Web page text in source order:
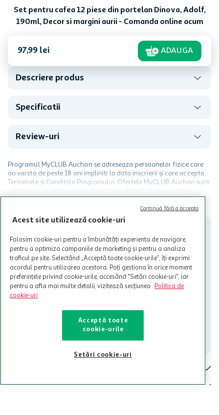
Set pentru cafea 12 piese din portelan Dinova, Adolf,
190ml, Decor si margini aurii - Comanda online acum
97,99 lei ADAUGA
Descriere produs
Specificatii
Review-uri
Programul MyCLUB Auchan se adreseaza persoanelor fizice care
au varsta de peste 18 ani impliniti la data inscrierii și care accepta
Termenele și Condițiile Programului. Ofertele MyCLUB Auchan sunt
Cardul poate fi utilizat doar in legatura cu magazinele Auchan
participante și pentru acțiuni promotionale indicate de Auchan si
nu raspunde pentru imposibilitatea utilizarii Cardului in perioada in
care aceste este suspendat sau in perioada in care sunt efectuate
intretineri sau reparatii tehnice la sistemul de utilizarea al Cardului.
Contacteaza-ne!
021-9141 contact@auchan.ro
Contact
Cine suntem
Acest site utilizează cookie-uri
Folosim cookie-uri pentru a îmbunătăți experiența de navigare,
pentru a optimiza campaniile de marketing și pentru a analiza
traficul pe site. Selectând „Acceptă toate cookie-urile”, îți exprimi
acordul pentru utilizarea acestora. Poți gestiona în orice moment
preferințele privind cookie-urile, accesând "Setări cookie-uri", iar
pentru a afla mai multe detalii, vizitează secțiunea
Politica de
cookie-uri
Acceptă toate
cookie-urile
Setări cookie-uri
Continuă fără a accepta